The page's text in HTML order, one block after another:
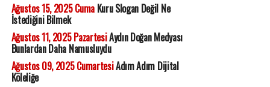
Ağustos 15, 2025 CumaKuru Slogan Değil Ne
İstediğini Bilmek
Ağustos 11, 2025 PazartesiAydın Doğan Medyası
Bunlardan Daha Namusluydu
Ağustos 09, 2025 CumartesiAdım Adım Dijital
Köleliğe